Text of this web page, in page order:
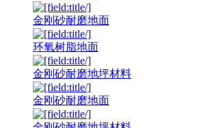
金刚砂耐磨地面
环氧树脂地面
金刚砂耐磨地坪材料
金刚砂耐磨地面